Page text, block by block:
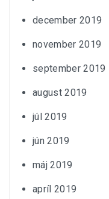
december 2019
november 2019
september 2019
august 2019
júl 2019
jún 2019
máj 2019
apríl 2019